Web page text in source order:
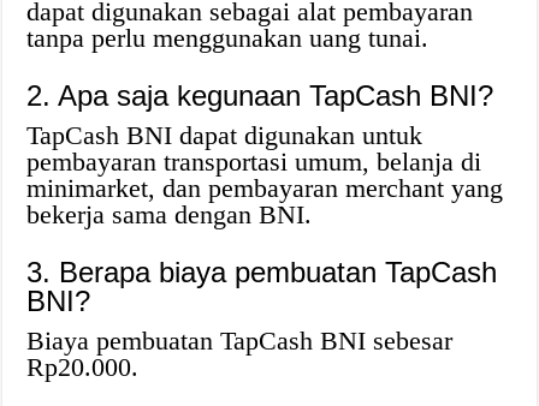
dapat digunakan sebagai alat pembayaran
tanpa perlu menggunakan uang tunai.
2. Apa saja kegunaan TapCash BNI?
TapCash BNI dapat digunakan untuk
pembayaran transportasi umum, belanja di
minimarket, dan pembayaran merchant yang
bekerja sama dengan BNI.
3. Berapa biaya pembuatan TapCash
BNI?
Biaya pembuatan TapCash BNI sebesar
Rp20.000.